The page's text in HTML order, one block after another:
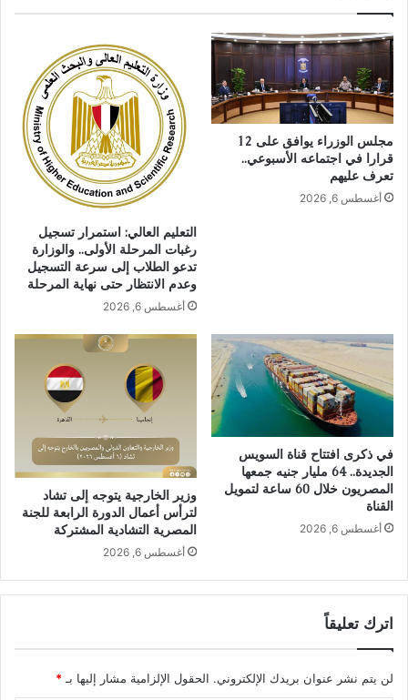
مجلس الوزراء يوافق على 12
قرارا في اجتماعه الأسبوعي..
تعرف عليهم
أغسطس 6, 2026
التعليم العالي: استمرار تسجيل
رغبات المرحلة الأولى.. والوزارة
تدعو الطلاب إلى سرعة التسجيل
وعدم الانتظار حتى نهاية المرحلة
أغسطس 6, 2026
في ذكرى افتتاح قناة السويس
الجديدة.. 64 مليار جنيه جمعها
المصريون خلال 60 ساعة لتمويل
القناة
أغسطس 6, 2026
وزير الخارجية يتوجه إلى تشاد
لترأس أعمال الدورة الرابعة للجنة
المصرية التشادية المشتركة
أغسطس 6, 2026
اترك تعليقاً
لن يتم نشر عنوان بريدك الإلكتروني. الحقول الإلزامية مشار إليها بـ *